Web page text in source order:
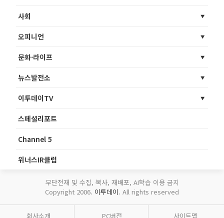
사회
오피니언
문화·라이프
뉴스발전소
이투데이TV
스페셜리포트
Channel 5
위너스IR클럽
무단전재 및 수집, 복사, 재배포, AI학습 이용 금지
Copyright 2006. 이투데이. All rights reserved
회사소개 PC버전 사이트맵